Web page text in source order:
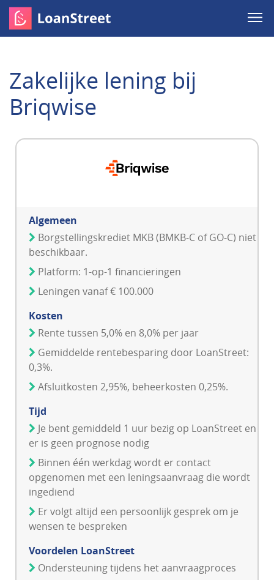
Zakelijke lening bij
Briqwise
Algemeen
Borgstellingskrediet MKB (BMKB-C of GO-C) niet
beschikbaar.
Platform: 1-op-1 financieringen
Leningen vanaf € 100.000
Kosten
Rente tussen 5,0% en 8,0% per jaar
Gemiddelde rentebesparing door LoanStreet:
0,3%.
Afsluitkosten 2,95%, beheerkosten 0,25%.
Tijd
Je bent gemiddeld 1 uur bezig op LoanStreet en
er is geen prognose nodig
Binnen één werkdag wordt er contact
opgenomen met een leningsaanvraag die wordt
ingediend
Er volgt altijd een persoonlijk gesprek om je
wensen te bespreken
Voordelen LoanStreet
Ondersteuning tijdens het aanvraagproces